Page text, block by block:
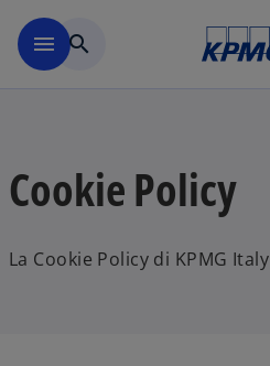
menu search
Cookie Policy
La Cookie Policy di KPMG Italy